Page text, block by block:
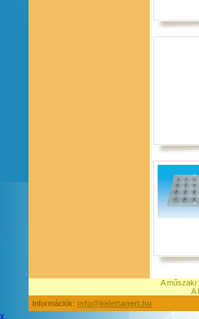
A műszaki
A
Információk: info@kelettanert.hu
x